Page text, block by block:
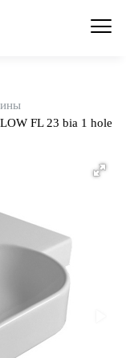
FL 23 bia 1 hole